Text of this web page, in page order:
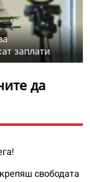
заплати
да
свободата